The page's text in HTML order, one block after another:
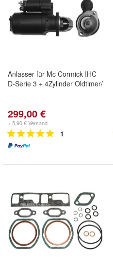
Anlasser für Mc Cormick IHC
D-Serie 3 + 4Zylinder Oldtimer/
299,00 €
+ 5,90 € Versand
1